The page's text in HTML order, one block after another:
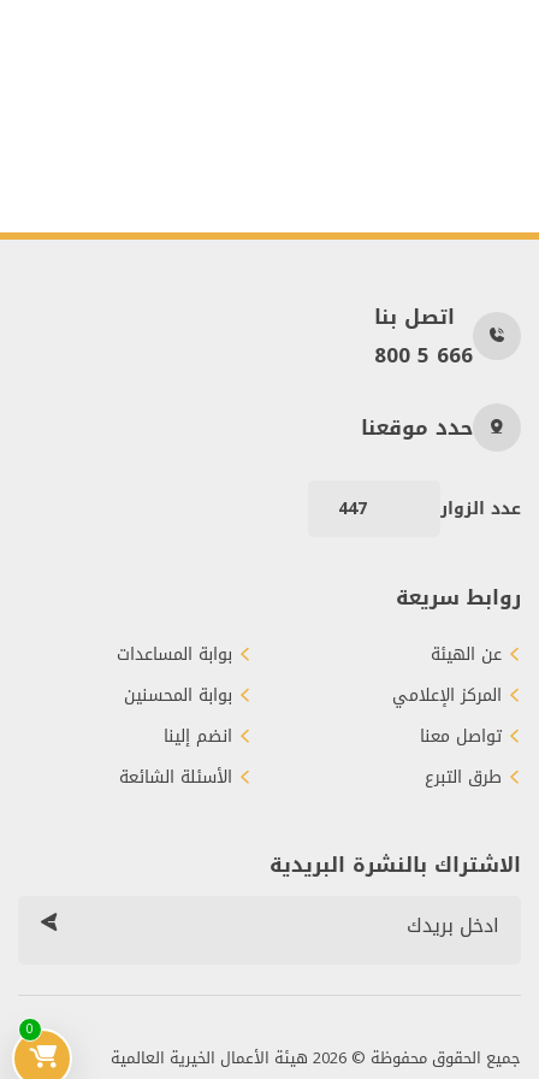
0
اتصل بنا
800 5 666
حدد موقعنا
عدد الزوار 447
روابط سريعة
عن الهيئة
المركز الإعلامي
تواصل معنا
طرق التبرع
بوابة المساعدات
بوابة المحسنين
انضم إلينا
الأسئلة الشائعة
الاشتراك بالنشرة البريدية
جميع الحقوق محفوظة © 2026 هيئة الأعمال الخيرية العالمية